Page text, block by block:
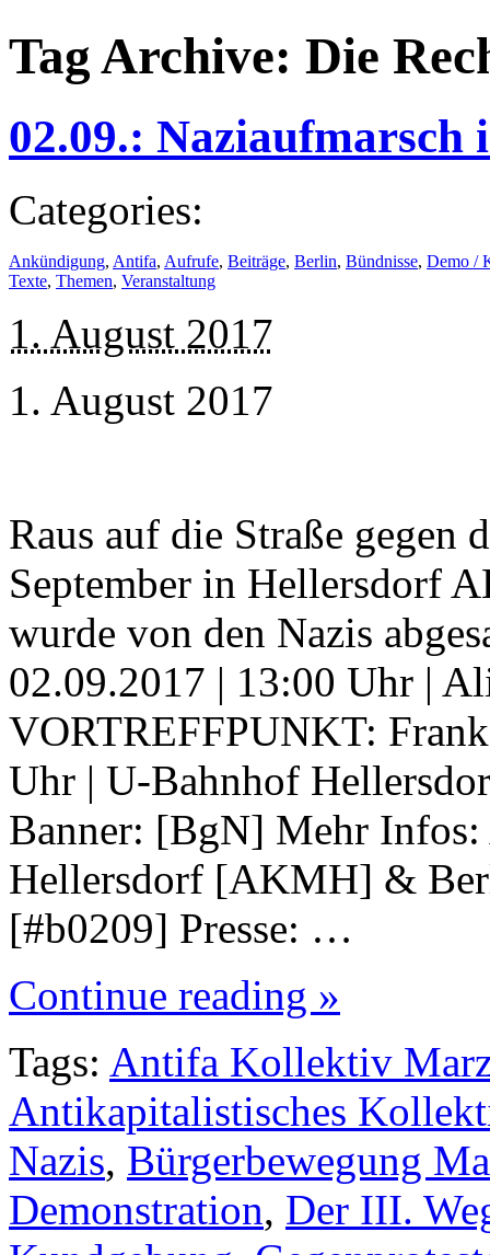
Tag Archive: Die
02.09.:
Categories:
Ankündigung, Antifa, Aufrufe, Beiträge, Berlin, Bündnisse, Demo /
Texte, Themen, Veranstaltung
1. August 2017
1. August 2017
Raus auf die Straße gegen
September in Hellersdorf
wurde von den Nazis
02.09.2017 | 13:00 Uhr |
VORTREFFPUNKT:
Uhr | U-Bahnhof
Banner: [BgN] Mehr
Hellersdorf [AKMH] &
[#b0209] Presse: …
Continue reading »
Tags: Antifa Kollektiv
Antikapitalistisches
Nazis, Bürgerbewegung
Demonstration, Der III.